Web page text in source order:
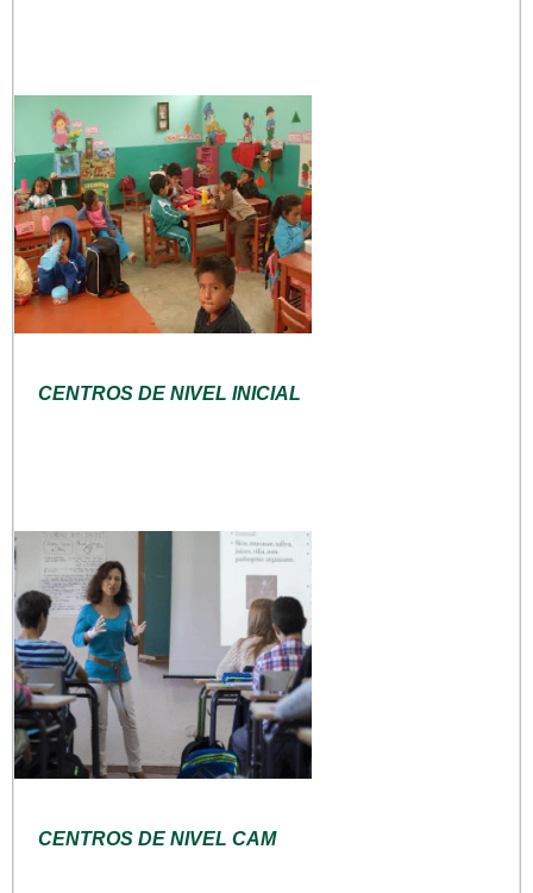
CENTROS DE NIVEL INICIAL
CENTROS DE NIVEL CAM